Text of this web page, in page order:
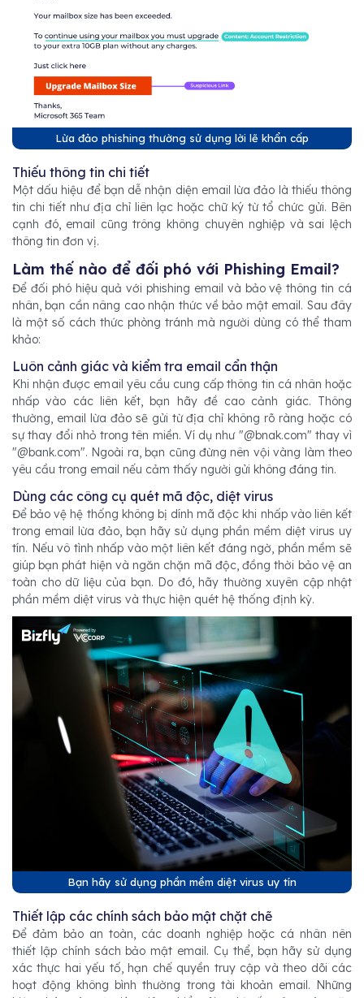
Lừa đảo phishing thường sử dụng lời lẽ khẩn cấp
Thiếu thông tin chi tiết
Một dấu hiệu để bạn dễ nhận diện email lừa đảo là thiếu thông
tin chi tiết như địa chỉ liên lạc hoặc chữ ký từ tổ chức gửi. Bên
cạnh đó, email cũng trông không chuyên nghiệp và sai lệch
thông tin đơn vị.
Làm thế nào để đối phó với Phishing Email?
Để đối phó hiệu quả với phishing email và bảo vệ thông tin cá
nhân, bạn cần nâng cao nhận thức về bảo mật email. Sau đây
là một số cách thức phòng tránh mà người dùng có thể tham
khảo:
Luôn cảnh giác và kiểm tra email cẩn thận
Khi nhận được email yêu cầu cung cấp thông tin cá nhân hoặc
nhấp vào các liên kết, bạn hãy đề cao cảnh giác. Thông
thường, email lừa đảo sẽ gửi từ địa chỉ không rõ ràng hoặc có
sự thay đổi nhỏ trong tên miền. Ví dụ như "@bnak.com" thay vì
"@bank.com". Ngoài ra, bạn cũng đừng nên vội vàng làm theo
yêu cầu trong email nếu cảm thấy người gửi không đáng tin.
Dùng các công cụ quét mã độc, diệt virus
Để bảo vệ hệ thống không bị dính mã độc khi nhấp vào liên kết
trong email lừa đảo, bạn hãy sử dụng phần mềm diệt virus uy
tín. Nếu vô tình nhấp vào một liên kết đáng ngờ, phần mềm sẽ
giúp bạn phát hiện và ngăn chặn mã độc, đồng thời bảo vệ an
toàn cho dữ liệu của bạn. Do đó, hãy thường xuyên cập nhật
phần mềm diệt virus và thực hiện quét hệ thống định kỳ.
Bạn hãy sử dụng phần mềm diệt virus uy tín
Thiết lập các chính sách bảo mật chặt chẽ
Để đảm bảo an toàn, các doanh nghiệp hoặc cá nhân nên
thiết lập chính sách bảo mật email. Cụ thể, bạn hãy sử dụng
xác thực hai yếu tố, hạn chế quyền truy cập và theo dõi các
hoạt động không bình thường trong tài khoản email. Những